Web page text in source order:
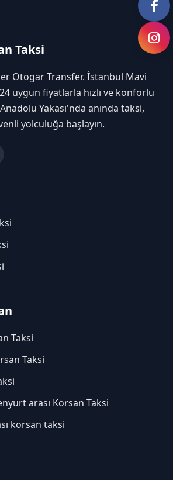
Taksi
Otogar Transfer. İstanbul Mavi
uygun fiyatlarla hızlı ve konforlu
Yakası'nda anında taksi,
yolculuğa başlayın.
Taksi
Taksi
arası Korsan Taksi
korsan taksi